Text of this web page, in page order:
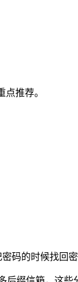
推荐。
码的时候找回密